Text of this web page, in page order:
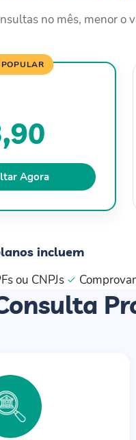
no mês, menor o
Agora
incluem
ou CNPJs